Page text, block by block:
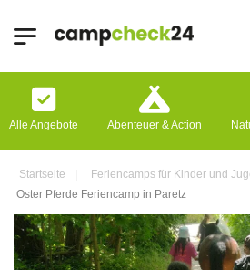
Alle Angebote Abenteuer & Action
Startseite Feriencamps für Kinder und
Oster Pferde Feriencamp in Paretz